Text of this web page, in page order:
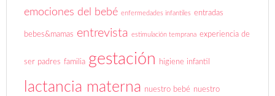
emociones del bebé enfermedades infantiles entradas
bebes&mamas entrevista estimulación temprana experiencia de
ser padres familia gestación higiene infantil
lactancia materna nuestro bebé nuestro